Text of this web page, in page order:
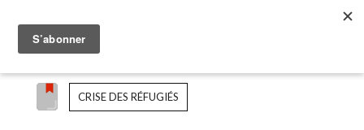
CRISE DES RÉFUGIÉS